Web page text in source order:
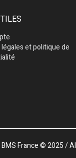
et politique de
France © 2025 /